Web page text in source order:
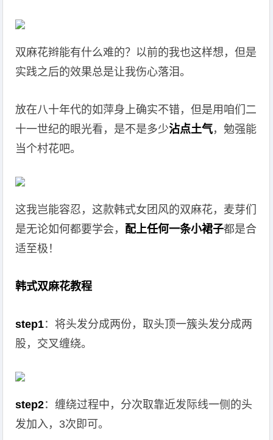
双麻花辫能有什么难的？以前的我也这样想，但是
实践之后的效果总是让我伤心落泪。
放在八十年代的如萍身上确实不错，但是用咱们二
十一世纪的眼光看，是不是多少沾点土气，勉强能
当个村花吧。
这我岂能容忍，这款韩式女团风的双麻花，麦芽们
是无论如何都要学会， 配上任何一条小裙子都是合
适至极！
韩式双麻花教程
step1：将头发分成两份，取头顶一簇头发分成两
股，交叉缠绕。
step2：缠绕过程中，分次取靠近发际线一侧的头
发加入，3次即可。